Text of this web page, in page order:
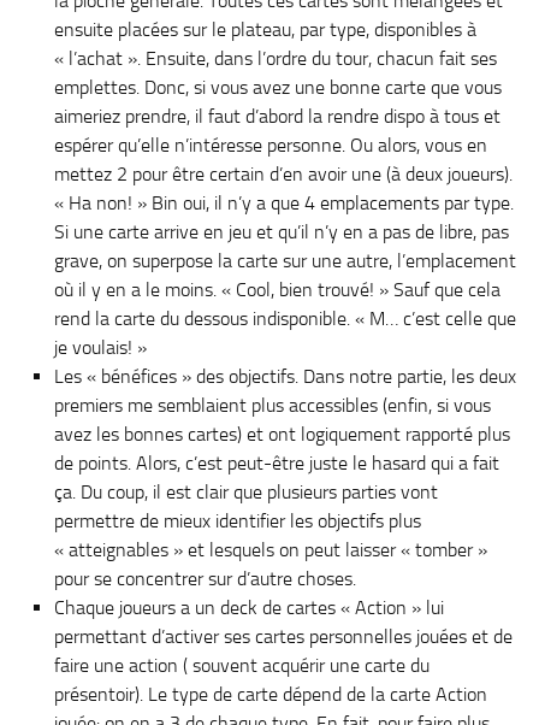
ensuite placées sur le plateau, par type, disponibles à
« l’achat ». Ensuite, dans l’ordre du tour, chacun fait ses
emplettes. Donc, si vous avez une bonne carte que vous
aimeriez prendre, il faut d’abord la rendre dispo à tous et
espérer qu’elle n’intéresse personne. Ou alors, vous en
mettez 2 pour être certain d’en avoir une (à deux joueurs).
« Ha non! » Bin oui, il n’y a que 4 emplacements par type.
Si une carte arrive en jeu et qu’il n’y en a pas de libre, pas
grave, on superpose la carte sur une autre, l’emplacement
où il y en a le moins. « Cool, bien trouvé! » Sauf que cela
rend la carte du dessous indisponible. « M… c’est celle que
je voulais! »
Les « bénéfices » des objectifs. Dans notre partie, les deux
premiers me semblaient plus accessibles (enfin, si vous
avez les bonnes cartes) et ont logiquement rapporté plus
de points. Alors, c’est peut-être juste le hasard qui a fait
ça. Du coup, il est clair que plusieurs parties vont
permettre de mieux identifier les objectifs plus
« atteignables » et lesquels on peut laisser « tomber »
pour se concentrer sur d’autre choses.
Chaque joueurs a un deck de cartes « Action » lui
permettant d’activer ses cartes personnelles jouées et de
faire une action ( souvent acquérir une carte du
présentoir). Le type de carte dépend de la carte Action